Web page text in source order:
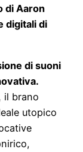
di Aaron
digitali di
di suoni
il brano
utopico